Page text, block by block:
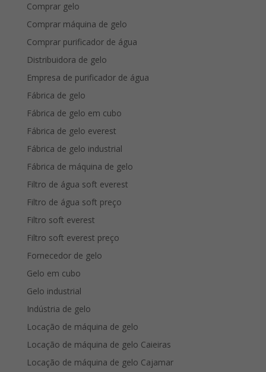
Comprar gelo
Comprar máquina de gelo
Comprar purificador de água
Distribuidora de gelo
Empresa de purificador de água
Fábrica de gelo
Fábrica de gelo em cubo
Fábrica de gelo everest
Fábrica de gelo industrial
Fábrica de máquina de gelo
Filtro de água soft everest
Filtro de água soft preço
Filtro soft everest
Filtro soft everest preço
Fornecedor de gelo
Gelo em cubo
Gelo industrial
Indústria de gelo
Locação de máquina de gelo
Locação de máquina de gelo Caieiras
Locação de máquina de gelo Cajamar